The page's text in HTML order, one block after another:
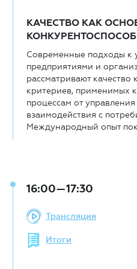
КАЧЕСТВО КАК
Современные подходы к
предприятиями и
рассматривают качество
критериев, применимых
процессам от
взаимодействия с
Международный опыт
16:00—17:30
Трансляция
Итоги